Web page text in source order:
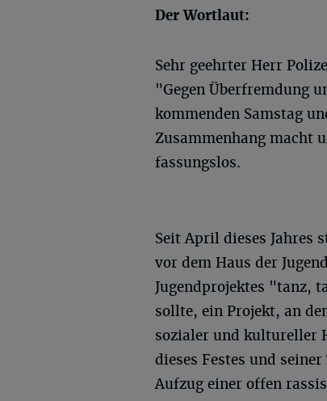
Der Wortlaut:
Sehr geehrter Herr
"Gegen Überfremdung
kommenden Samstag
Zusammenhang macht
fassungslos.
Seit April dieses Jahres
vor dem Haus der
Jugendprojektes "tanz,
sollte, ein Projekt, an
sozialer und kultureller
dieses Festes und
Aufzug einer offen